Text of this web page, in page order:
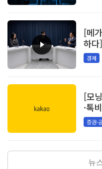
[메
하
꾼다
경제
[모
·톡
증권·
뉴